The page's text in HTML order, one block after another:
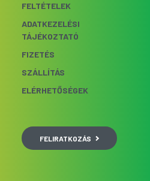
FELTÉTELEK
ADATKEZELÉSI
TÁJÉKOZTATÓ
FIZETÉS
SZÁLLÍTÁS
ELÉRHETŐSÉGEK
FELIRATKOZÁS